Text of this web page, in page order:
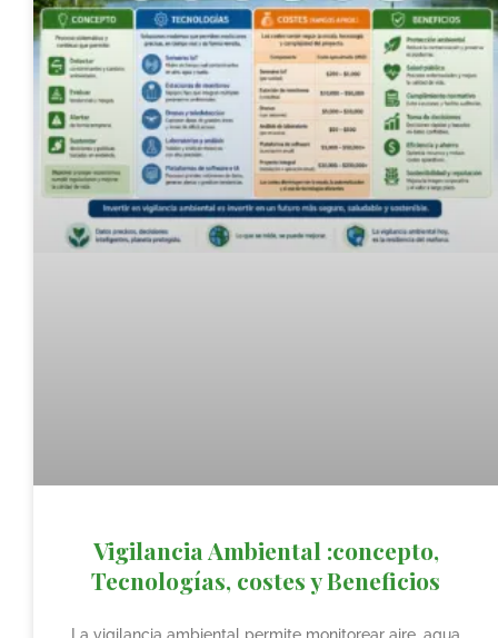
Vigilancia Ambiental :concepto,
Tecnologías, costes y Beneficios